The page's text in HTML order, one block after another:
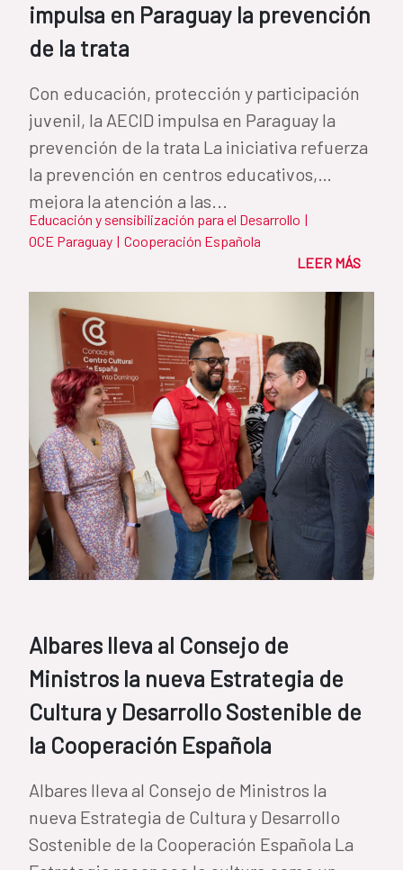
impulsa en Paraguay la prevención
de la trata
Con educación, protección y participación
juvenil, la AECID impulsa en Paraguay la
prevención de la trata La iniciativa refuerza
la prevención en centros educativos,
mejora la atención a las...
Educación y sensibilización para el Desarrollo |
OCE Paraguay | Cooperación Española
LEER MÁS
Albares lleva al Consejo de
Ministros la nueva Estrategia de
Cultura y Desarrollo Sostenible de
la Cooperación Española
Albares lleva al Consejo de Ministros la
nueva Estrategia de Cultura y Desarrollo
Sostenible de la Cooperación Española La